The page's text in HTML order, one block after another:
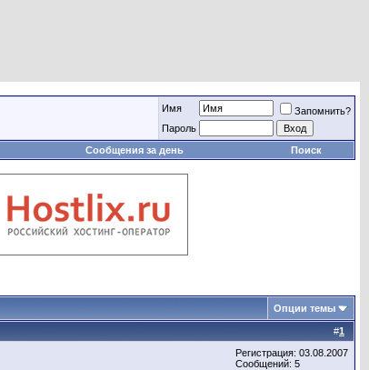
Имя
Запомнить?
Пароль
Сообщения за день Поиск
Опции темы
#1
Регистрация: 03.08.2007
Сообщений: 5